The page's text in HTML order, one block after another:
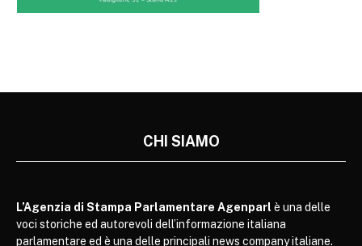
CHI SIAMO
L’Agenzia di Stampa Parlamentare Agenparl è una delle
voci storiche ed autorevoli dell’informazione italiana
parlamentare ed è una delle principali news company italiane.